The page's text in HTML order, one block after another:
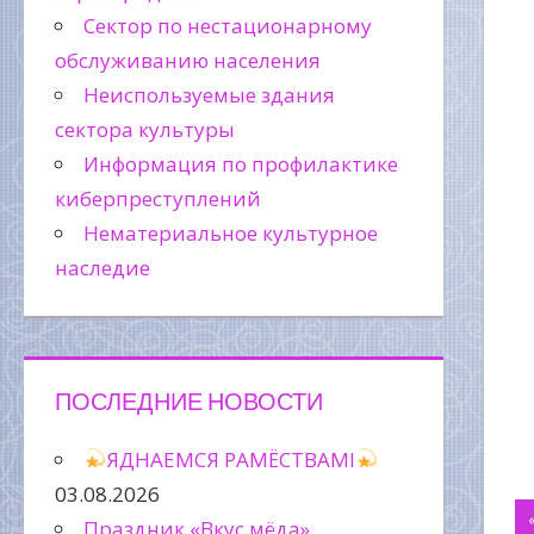
Сектор по нестационарному
обслуживанию населения
Неиспользуемые здания
сектора культуры
Информация по профилактике
киберпреступлений
Нематериальное культурное
наследие
ПОСЛЕДНИЕ НОВОСТИ
ЯДНАЕМСЯ РАМЁСТВАМІ
03.08.2026
Праздник «Вкус мёда»